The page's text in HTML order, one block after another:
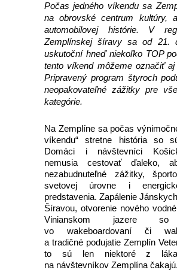
Počas jedného víkendu sa
na obrovské centrum kultúry,
automobilovej histórie. V
Zemplínskej šíravy sa od 21.
uskutoční hneď niekoľko TOP
tento víkend môžeme označiť aj
Pripravený program štyroch
neopakovateľné zážitky pre
kategórie.
Na Zemplíne sa počas
víkendu“ stretne história so
Domáci i návštevníci
nemusia cestovať ďaleko,
nezabudnuteľné zážitky,
svetovej úrovne i
predstavenia. Zapálenie
Šíravou, otvorenie nového
Vinianskom jazere so
vo wakeboardovaní či
a tradičné podujatie Zemplín
to sú len niektoré z
na návštevníkov Zemplína čakajú.